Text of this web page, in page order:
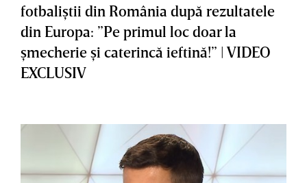
fotbaliştii din România după rezultatele
din Europa: ”Pe primul loc doar la
şmecherie şi caterincă ieftină!” | VIDEO
EXCLUSIV